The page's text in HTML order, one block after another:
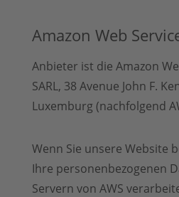
Amazon Web
Anbieter ist die Amazon
SARL, 38 Avenue John F.
Luxemburg (nachfolgend
Wenn Sie unsere Website
Ihre personenbezogenen
Servern von AWS